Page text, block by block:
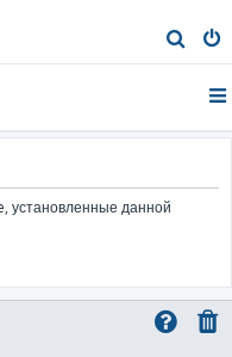
о
установленные данной